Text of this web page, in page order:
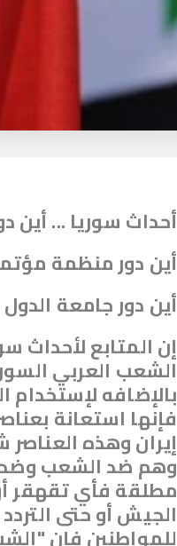
أحداث سوريا ... أين
أين دور منظمة
أين دور جامعة الدول
إن المتابع لأحداث
الشعب العربي
بالإضافه
فإنها استعانة
إيران وهذه
وهم ضد الشعب وضد
مطلقة فأي تقهقر
الجيش أو حتى
للمواطنين فإن